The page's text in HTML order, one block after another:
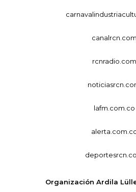
canalrcn.com
rcnradio.com
lafm.com.co
Organización Ardila